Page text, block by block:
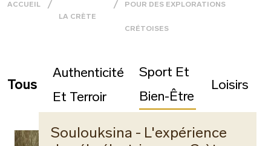
ACCUEIL
LA CRÈTE
POUR DES EXPLORATIONS
CRÉTOISES
Tous
Authenticité
Et Terroir
Sport Et
Bien-Être
Loisirs
Soulouksina - L'expérience